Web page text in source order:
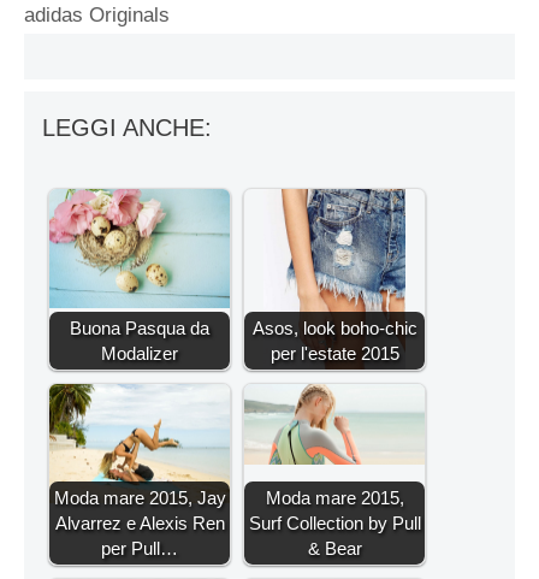
adidas Originals
LEGGI ANCHE:
Buona Pasqua da
Modalizer
Asos, look boho-chic
per l'estate 2015
Moda mare 2015, Jay
Alvarrez e Alexis Ren
per Pull…
Moda mare 2015,
Surf Collection by Pull
& Bear